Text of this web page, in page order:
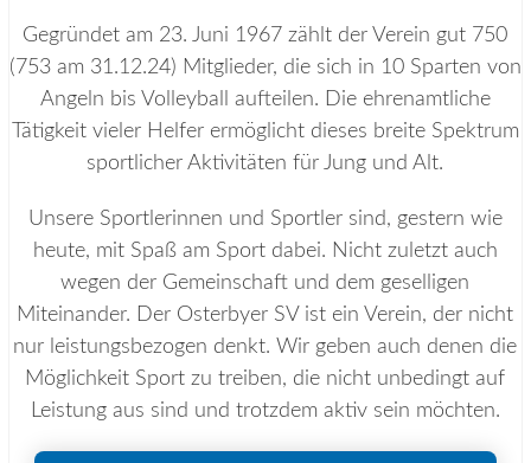
Gegründet am 23. Juni 1967 zählt der Verein gut 750
(753 am 31.12.24) Mitglieder, die sich in 10 Sparten von
Angeln bis Volleyball aufteilen. Die ehrenamtliche
Tätigkeit vieler Helfer ermöglicht dieses breite Spektrum
sportlicher Aktivitäten für Jung und Alt.
Unsere Sportlerinnen und Sportler sind, gestern wie
heute, mit Spaß am Sport dabei. Nicht zuletzt auch
wegen der Gemeinschaft und dem geselligen
Miteinander. Der Osterbyer SV ist ein Verein, der nicht
nur leistungsbezogen denkt. Wir geben auch denen die
Möglichkeit Sport zu treiben, die nicht unbedingt auf
Leistung aus sind und trotzdem aktiv sein möchten.